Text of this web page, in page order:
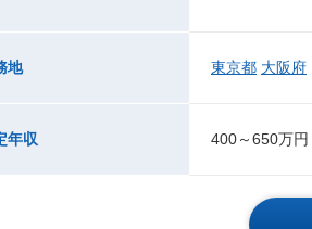
地 東京都 大阪府
年収 400～650万円